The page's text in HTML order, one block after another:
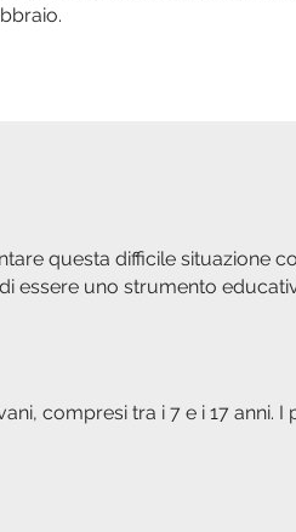
questa difficile situazione
essere uno strumento
compresi tra i 7 e i 17 anni.